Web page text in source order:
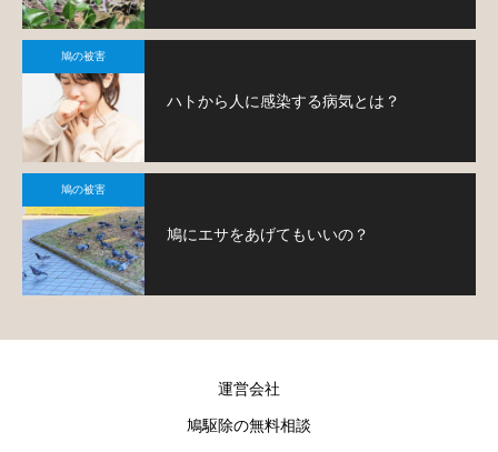
鳩の被害
ハトから人に感染する病気とは？
鳩の被害
鳩にエサをあげてもいいの？
運営会社
鳩駆除の無料相談